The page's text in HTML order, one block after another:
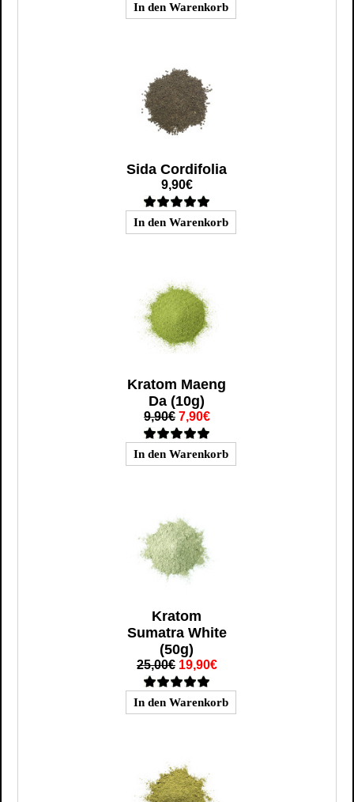
Sida Cordifolia
9,90€
Kratom Maeng
Da (10g)
9,90€ 7,90€
Kratom
Sumatra White
(50g)
25,00€ 19,90€